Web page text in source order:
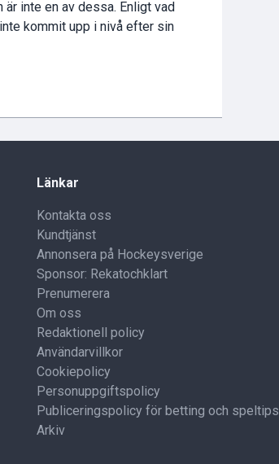
inte en av dessa. Enligt vad
kommit upp i nivå efter sin
Länkar
Kontakta oss
Kundtjänst
Annonsera på Hockeysverige
Sponsor: Rekatochklart
Prenumerera
Om oss
Redaktionell policy
Användarvillkor
Cookiepolicy
Personuppgiftspolicy
Publiceringspolicy för betting och speltips
Arkiv